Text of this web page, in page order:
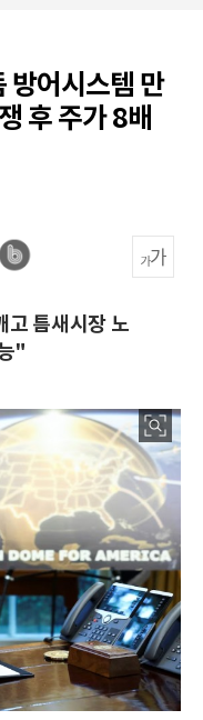
방어시스템 만
후 주가 8배
고 틈새시장 노
"